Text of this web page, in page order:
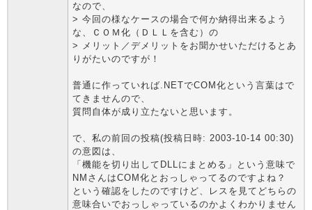
なので、
> 今回の様なケースの場合で何か納得出来るよう
な、ＣＯＭ化（ＤＬＬを含む）の
> メリット／デメリットをお聞かせいただけるとあ
りがたいのですが！
普通に作っていれば.NETでCOM化という言葉はで
てきませんので、
質問自体が成り立たないと思います。
で、私の前回の投稿(投稿日時: 2003-10-14 00:30)
の意図は、
「機能を切り出してDLLにまとめる」という意味で
NMさんはCOM化とおっしゃってるのですよね？
という確認をしたのですけど、レスを見てどちらの
意味合いでおっしゃっているのかよくわかりません